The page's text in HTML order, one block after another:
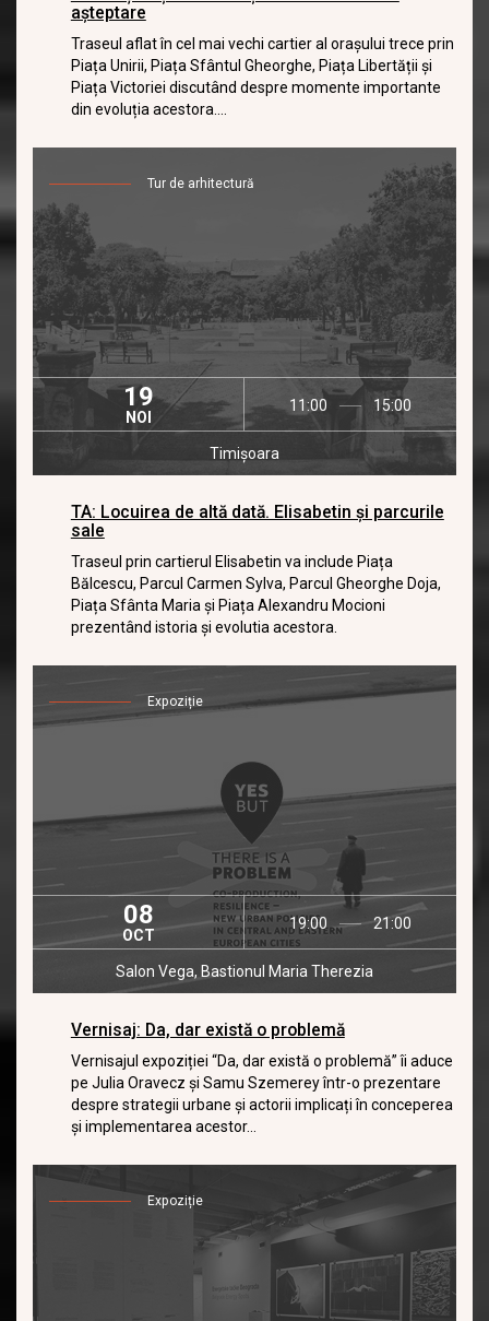
așteptare
Traseul aflat în cel mai vechi cartier al orașului trece prin
Piața Unirii, Piața Sfântul Gheorghe, Piața Libertății și
Piața Victoriei discutând despre momente importante
din evoluția acestora....
Tur de arhitectură
19
NOI
11:00 15:00
Timișoara
TA: Locuirea de altă dată. Elisabetin și parcurile
sale
Traseul prin cartierul Elisabetin va include Piața
Bălcescu, Parcul Carmen Sylva, Parcul Gheorghe Doja,
Piața Sfânta Maria și Piața Alexandru Mocioni
prezentând istoria și evolutia acestora.
Expoziție
08
OCT
19:00 21:00
Salon Vega, Bastionul Maria Therezia
Vernisaj: Da, dar există o problemă
Vernisajul expoziției “Da, dar există o problemă” îi aduce
pe Julia Oravecz și Samu Szemerey într-o prezentare
despre strategii urbane și actorii implicați în conceperea
și implementarea acestor...
Expoziție